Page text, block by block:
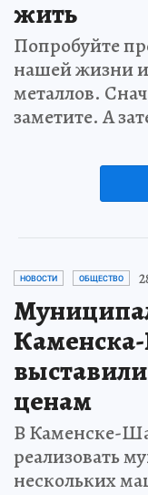
жить
Попробуйте
нашей жизни
металлов.
заметите. А
НОВОСТИ ОБЩЕСТВО
ценам
В Каменске-
реализовать
нескольких